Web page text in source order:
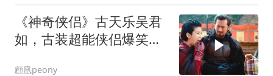
《神奇侠侣》古天乐吴君
如，古装超能侠侣爆笑互
顧凰peony